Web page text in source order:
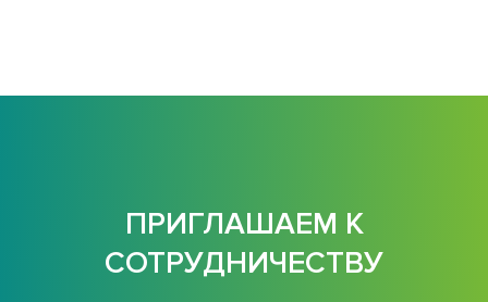
ПРИГЛАШАЕМ К
СОТРУДНИЧЕСТВУ